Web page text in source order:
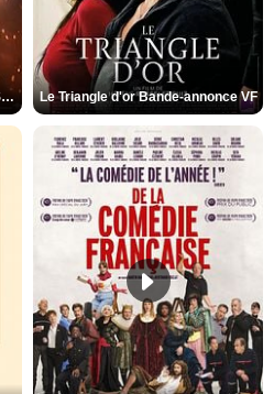
L'Odyssée Bande-annonce VO STFR Le Triangle d'or Bande-annonce VF